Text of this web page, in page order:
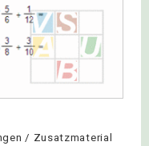
/ Zusatzmaterial